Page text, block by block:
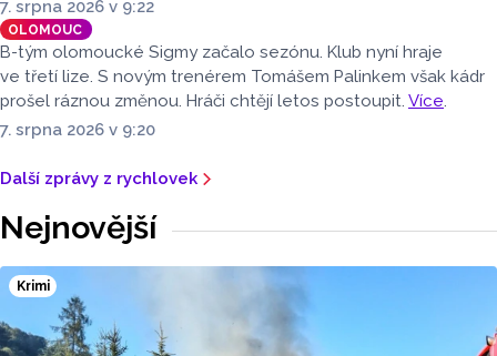
7. srpna 2026 v 9:22
OLOMOUC
B-tým olomoucké Sigmy začalo sezónu. Klub nyní hraje
ve třetí lize. S novým trenérem Tomášem Palinkem však kádr
prošel ráznou změnou. Hráči chtějí letos postoupit. Více.
7. srpna 2026 v 9:20
Další zprávy z rychlovek
Nejnovější
Krimi